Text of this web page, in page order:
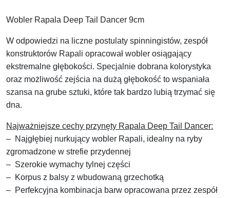
Wobler Rapala Deep Tail Dancer 9cm
W odpowiedzi na liczne postulaty spinningistów, zespół
konstruktorów Rapali opracował wobler osiągający
ekstremalne głębokości. Specjalnie dobrana kolorystyka
oraz możliwość zejścia na dużą głębokość to wspaniała
szansa na grube sztuki, które tak bardzo lubią trzymać się
dna.
Najważniejsze cechy przynęty Rapala Deep Tail Dancer:
– Najgłębiej nurkujący wobler Rapali, idealny na ryby
zgromadzone w strefie przydennej
– Szerokie wymachy tylnej części
– Korpus z balsy z wbudowaną grzechotką
– Perfekcyjna kombinacja barw opracowana przez zespół